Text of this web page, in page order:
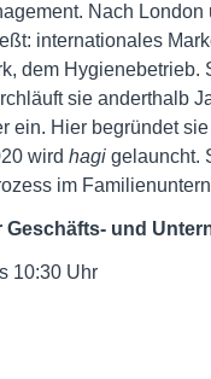
Nach
internationales
dem Hygienebetrieb.
sie anderthalb
ein. Hier begründet
wird hagi gelauncht.
im
Geschäfts- und
10:30 Uhr